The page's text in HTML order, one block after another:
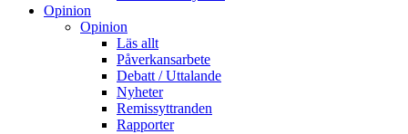
Opinion
Opinion
Läs allt
Påverkansarbete
Debatt / Uttalande
Nyheter
Remissyttranden
Rapporter